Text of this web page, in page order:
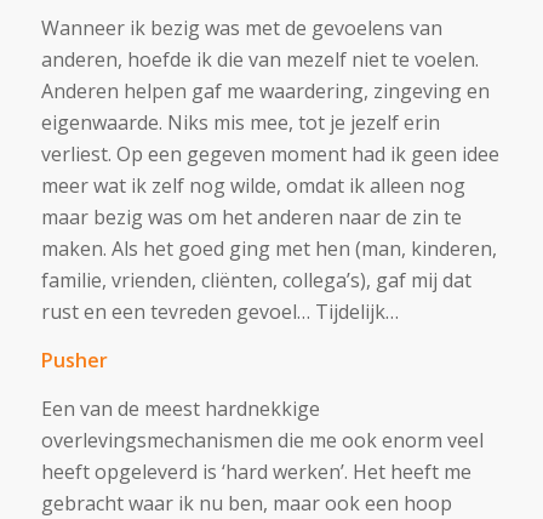
Wanneer ik bezig was met de gevoelens van
anderen, hoefde ik die van mezelf niet te voelen.
Anderen helpen gaf me waardering, zingeving en
eigenwaarde. Niks mis mee, tot je jezelf erin
verliest. Op een gegeven moment had ik geen idee
meer wat ik zelf nog wilde, omdat ik alleen nog
maar bezig was om het anderen naar de zin te
maken. Als het goed ging met hen (man, kinderen,
familie, vrienden, cliënten, collega’s), gaf mij dat
rust en een tevreden gevoel… Tijdelijk…
Pusher
Een van de meest hardnekkige
overlevingsmechanismen die me ook enorm veel
heeft opgeleverd is ‘hard werken’. Het heeft me
gebracht waar ik nu ben, maar ook een hoop